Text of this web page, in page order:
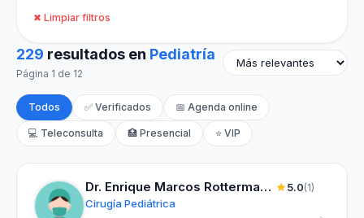
✖ Limpiar filtros
229 resultados en Pediatría
Página 1 de 12
Todos ✅ Verificados 📅 Agenda online
💻 Teleconsulta 🏥 Presencial ⭐ VIP
Dr. Enrique Marcos Rottermann Arman
Cirugía Pediátrica
5.0(1)